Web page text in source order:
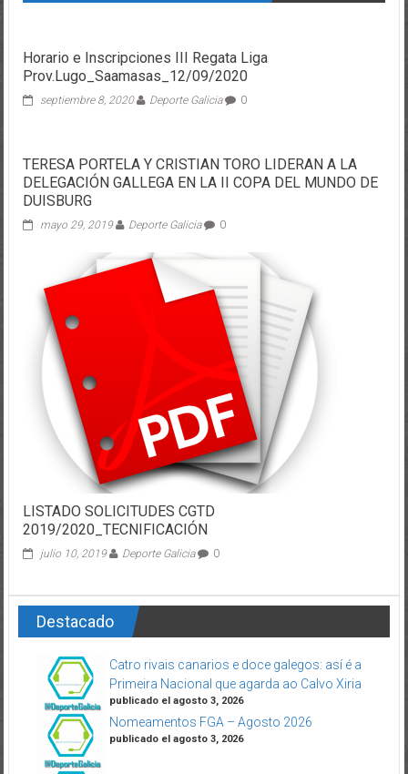
Horario e Inscripciones III Regata Liga
Prov.Lugo_Saamasas_12/09/2020
septiembre 8, 2020 Deporte Galicia 0
TERESA PORTELA Y CRISTIAN TORO LIDERAN A LA
DELEGACIÓN GALLEGA EN LA II COPA DEL MUNDO DE
DUISBURG
mayo 29, 2019 Deporte Galicia 0
LISTADO SOLICITUDES CGTD
2019/2020_TECNIFICACIÓN
julio 10, 2019 Deporte Galicia 0
Destacado
Catro rivais canarios e doce galegos: así é a
Primeira Nacional que agarda ao Calvo Xiria
publicado el agosto 3, 2026
Nomeamentos FGA – Agosto 2026
publicado el agosto 3, 2026